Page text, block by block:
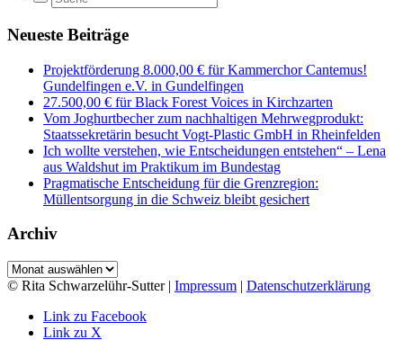
Neueste Beiträge
Projektförderung 8.000,00 € für Kammerchor Cantemus!
Gundelfingen e.V. in Gundelfingen
27.500,00 € für Black Forest Voices in Kirchzarten
Vom Joghurtbecher zum nachhaltigen Mehrwegprodukt:
Staatssekretärin besucht Vogt-Plastic GmbH in Rheinfelden
Ich wollte verstehen, wie Entscheidungen entstehen“ – Lena
aus Waldshut im Praktikum im Bundestag
Pragmatische Entscheidung für die Grenzregion:
Müllentsorgung in die Schweiz bleibt gesichert
Archiv
Archiv
© Rita Schwarzelühr-Sutter | Impressum | Datenschutzerklärung
Link zu Facebook
Link zu X